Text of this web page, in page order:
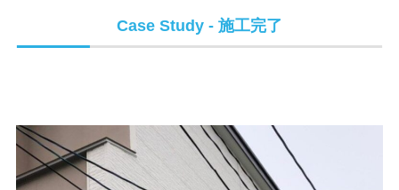
Case Study - 施工完了